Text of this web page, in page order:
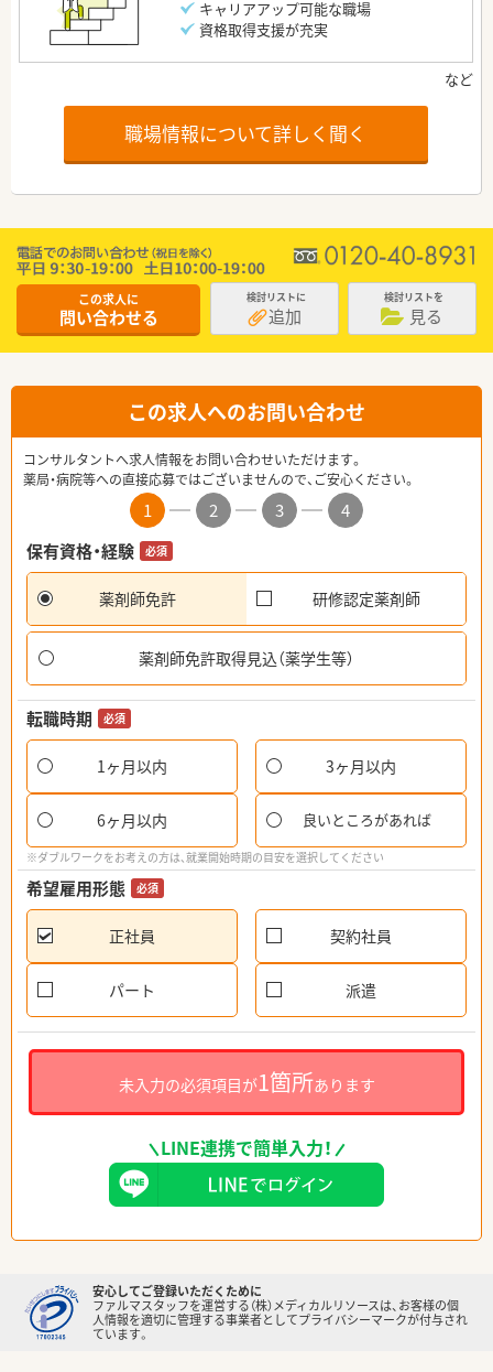
キャリアアップ可能な職場
資格取得支援が充実
職場情報について詳しく聞く
この求人に
問い合わせる
検討リストに
追加
検討リストを
見る
この求人へのお問い合わせ
コンサルタントへ求人情報をお問い合わせいただけます。
薬局・病院等への直接応募ではございませんので、ご安心ください。
1 2 3
4
保有資格・経験
必須
薬剤師免許 研修認定薬剤師
薬剤師免許取得見込（薬学生等）
転職時期 必須
1ヶ月以内 3ヶ月以内
6ヶ月以内 良いところがあれば
※ダブルワークをお考えの方は、就業開始時期の目安を選択してください
希望雇用形態 必須
正社員 契約社員
パート 派遣
未入力の必須項目が1箇所あります
LINE連携で簡単入力！
安心してご登録いただくために
ファルマスタッフを運営する（株）メディカルリソースは、お客様の個
人情報を適切に管理する事業者としてプライバシーマークが付与され
ています。